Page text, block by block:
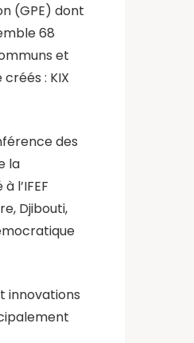
(GPE) dont
68
et
: KIX
des
la
l’IFEF
Djibouti,
innovations